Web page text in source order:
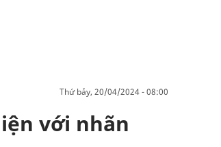
thứ bảy, 20/04/2024 - 08:00
với nhãn